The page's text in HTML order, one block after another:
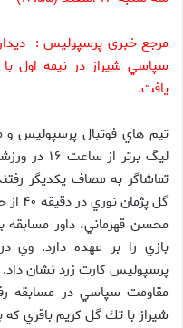
مرجع خبری پرسپولیس :
سپاسي شيراز در نيمه اول
يافت.
تيم هاي فوتبال پرسپوليس
تماشاگر به مصاف يكديگر
گل پژمان نوري در دقيقه ۴۰ از حريف شيرازي خود پيش افتاده است.
محسن قهرماني، داور مسابقه
بازي را بر عهده دارد. وي
پرسپوليس كارت زرد نشان داد.
مقاومت سپاسي در مسابقه
شيراز با تك گل كريم باقري